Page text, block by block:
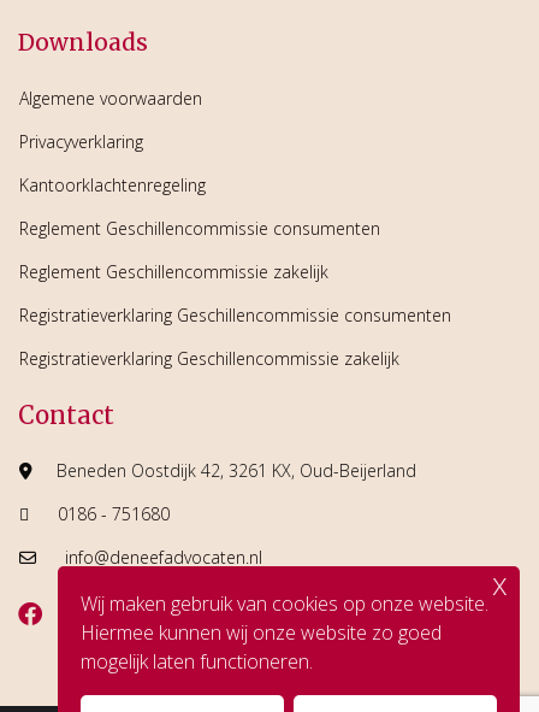
Downloads
Algemene voorwaarden
Privacyverklaring
Kantoorklachtenregeling
Reglement Geschillencommissie consumenten
Reglement Geschillencommissie zakelijk
Registratieverklaring Geschillencommissie consumenten
Registratieverklaring Geschillencommissie zakelijk
Contact
Beneden Oostdijk 42, 3261 KX, Oud-Beijerland
0186 - 751680
info@deneefadvocaten.nl
Wij maken gebruik van cookies op onze website.
Hiermee kunnen wij onze website zo goed
mogelijk laten functioneren.
x